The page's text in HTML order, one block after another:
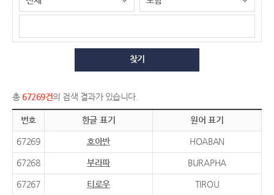
찾기
총 67269건의 검색 결과가 있습니다.
번호 한글 표기 원어 표기
67269 호아반 HOABAN
67268 부라파 BURAPHA
67267 티로우 TIROU